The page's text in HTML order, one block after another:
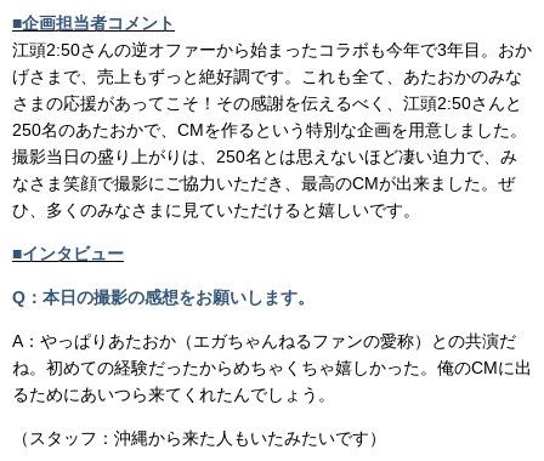
■企画担当者コメント
江頭2:50さんの逆オファーから始まったコラボも今年で3年目。おか
げさまで、売上もずっと絶好調です。これも全て、あたおかのみな
さまの応援があってこそ！その感謝を伝えるべく、江頭2:50さんと
250名のあたおかで、CMを作るという特別な企画を用意しました。
撮影当日の盛り上がりは、250名とは思えないほど凄い迫力で、み
なさま笑顔で撮影にご協力いただき、最高のCMが出来ました。ぜ
ひ、多くのみなさまに見ていただけると嬉しいです。
■インタビュー
Q：本日の撮影の感想をお願いします。
A：やっぱりあたおか（エガちゃんねるファンの愛称）との共演だ
ね。初めての経験だったからめちゃくちゃ嬉しかった。俺のCMに出
るためにあいつら来てくれたんでしょう。
（スタッフ：沖縄から来た人もいたみたいです）